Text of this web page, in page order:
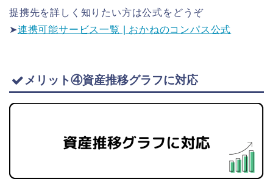
提携先を詳しく知りたい方は公式をどうぞ
➤連携可能サービス一覧 | おかねのコンパス公式
メリット④資産推移グラフに対応